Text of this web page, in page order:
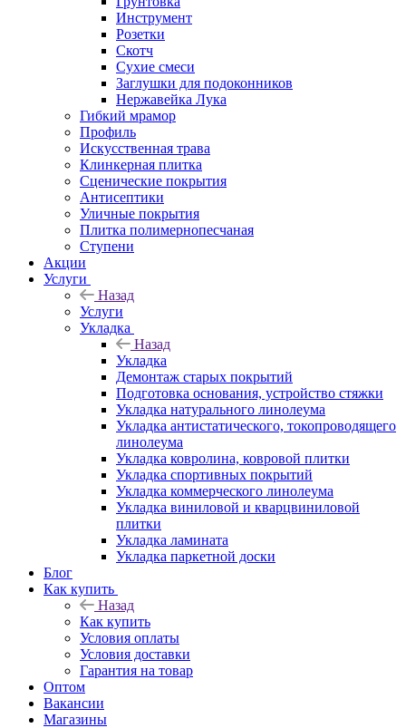
Инструмент
Розетки
Скотч
Сухие смеси
Заглушки для подоконников
Нержавейка Лука
Гибкий мрамор
Профиль
Искусственная трава
Клинкерная плитка
Сценические покрытия
Антисептики
Уличные покрытия
Плитка полимернопесчаная
Ступени
Акции
Услуги
Назад
Услуги
Укладка
Назад
Укладка
Демонтаж старых покрытий
Подготовка основания, устройство стяжки
Укладка натурального линолеума
Укладка антистатического, токопроводящего
линолеума
Укладка ковролина, ковровой плитки
Укладка спортивных покрытий
Укладка коммерческого линолеума
Укладка виниловой и кварцвиниловой
плитки
Укладка ламината
Укладка паркетной доски
Блог
Как купить
Назад
Как купить
Условия оплаты
Условия доставки
Гарантия на товар
Оптом
Вакансии
Магазины